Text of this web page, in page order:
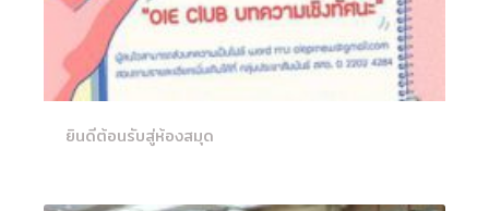
ยินดีต้อนรับสู่ห้องสมุด